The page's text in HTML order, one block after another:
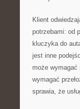
Klient
potrzebami: od
kluczyka do
jest inne
może wymagać
wymagać
sprawia, że